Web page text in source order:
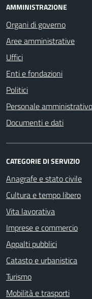
AMMINISTRAZIONE
Organi di governo
Aree amministrative
Uffici
Enti e fondazioni
Politici
Personale amministrativo
Documenti e dati
CATEGORIE DI SERVIZIO
Anagrafe e stato civile
Cultura e tempo libero
Vita lavorativa
Imprese e commercio
Appalti pubblici
Catasto e urbanistica
Turismo
Mobilità e trasporti